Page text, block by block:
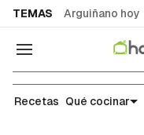
TEMAS Arguiñano hoy
Navegación
Recetas
Recetas Qué cocinar